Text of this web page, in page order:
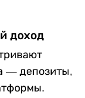
доход
— депозиты,